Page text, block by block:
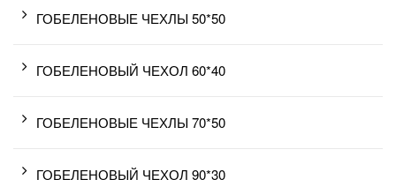
ГОБЕЛЕНОВЫЕ ЧЕХЛЫ 50*50
ГОБЕЛЕНОВЫЙ ЧЕХОЛ 60*40
ГОБЕЛЕНОВЫЕ ЧЕХЛЫ 70*50
ГОБЕЛЕНОВЫЙ ЧЕХОЛ 90*30